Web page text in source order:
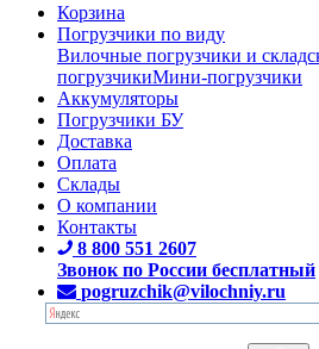
Корзина
Погрузчики по виду
Вилочные погрузчики и
погрузчикиМини-погрузчики
Аккумуляторы
Погрузчики БУ
Доставка
Оплата
Склады
О компании
Контакты
8 800 551 2607
Звонок по России бесплатный
pogruzchik@vilochniy.ru